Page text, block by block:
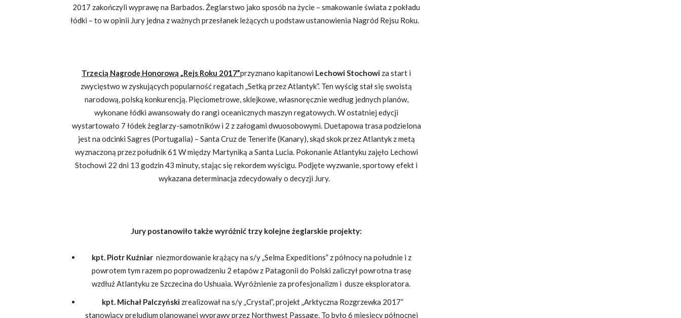
2017 zakończyli wyprawę na Barbados. Żeglarstwo jako sposób na życie – smakowanie świata z pokładu
łódki – to w opinii Jury jedna z ważnych przesłanek leżących u podstaw ustanowienia Nagród Rejsu Roku.
Trzecią Nagrodę Honorową „Rejs Roku 2017”przyznano kapitanowi Lechowi Stochowi za start i
zwycięstwo w zyskujących popularność regatach „Setką przez Atlantyk”. Ten wyścig stał się swoistą
narodową, polską konkurencją. Pięciometrowe, sklejkowe, własnoręcznie według jednych planów,
wykonane łódki awansowały do rangi oceanicznych maszyn regatowych. W ostatniej edycji
wystartowało 7 łódek żeglarzy-samotników i 2 z załogami dwuosobowymi. Duetapowa trasa podzielona
jest na odcinki Sagres (Portugalia) – Santa Cruz de Tenerife (Kanary), skąd skok przez Atlantyk z metą
wyznaczoną przez południk 61 W między Martyniką a Santa Lucia. Pokonanie Atlantyku zajęło Lechowi
Stochowi 22 dni 13 godzin 43 minuty, stając się rekordem wyścigu. Podjęte wyzwanie, sportowy efekt i
wykazana determinacja zdecydowały o decyzji Jury.
Jury postanowiło także wyróżnić trzy kolejne żeglarskie projekty:
kpt. Piotr Kuźniar niezmordowanie krążący na s/y „Selma Expeditions” z północy na południe i z
powrotem tym razem po poprowadzeniu 2 etapów z Patagonii do Polski zaliczył powrotna trasę
wzdłuż Atlantyku ze Szczecina do Ushuaia. Wyróżnienie za profesjonalizm i dusze eksploratora.
kpt. Michał Palczyński zrealizował na s/y „Crystal”, projekt „Arktyczna Rozgrzewka 2017”
stanowiący preludium planowanej wyprawy przez Northwest Passage. To było 6 miesięcy północnej